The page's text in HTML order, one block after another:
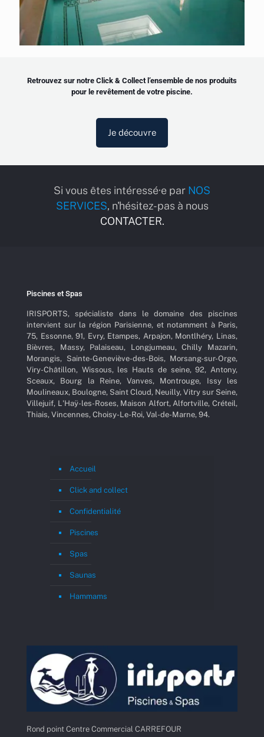
Retrouvez sur notre Click & Collectl’ensemble de nos produits
pour le revêtement de votre piscine.
Je découvre
Si vous êtes intéressé·e par NOS
SERVICES, n'hésitez-pas à nous
CONTACTER.
Piscines et Spas
IRISPORTS, spécialiste dans le domaine des piscines
intervient sur la région Parisienne, et notamment à Paris,
75, Essonne, 91, Evry, Etampes, Arpajon, Montlhéry, Linas,
Bièvres, Massy, Palaiseau, Longjumeau, Chilly Mazarin,
Morangis, Sainte-Geneviève-des-Bois, Morsang-sur-Orge,
Viry-Châtillon, Wissous, les Hauts de seine, 92, Antony,
Sceaux, Bourg la Reine, Vanves, Montrouge, Issy les
Moulineaux, Boulogne, Saint Cloud, Neuilly, Vitry sur Seine,
Villejuif, L'Haÿ-les-Roses, Maison Alfort, Alfortville, Créteil,
Thiais, Vincennes, Choisy-Le-Roi, Val-de-Marne, 94.
Accueil
Click and collect
Confidentialité
Piscines
Spas
Saunas
Hammams
Rond point Centre Commercial CARREFOUR